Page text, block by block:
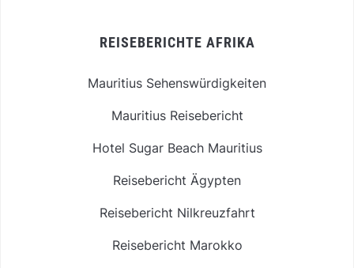
REISEBERICHTE AFRIKA
Mauritius Sehenswürdigkeiten
Mauritius Reisebericht
Hotel Sugar Beach Mauritius
Reisebericht Ägypten
Reisebericht Nilkreuzfahrt
Reisebericht Marokko